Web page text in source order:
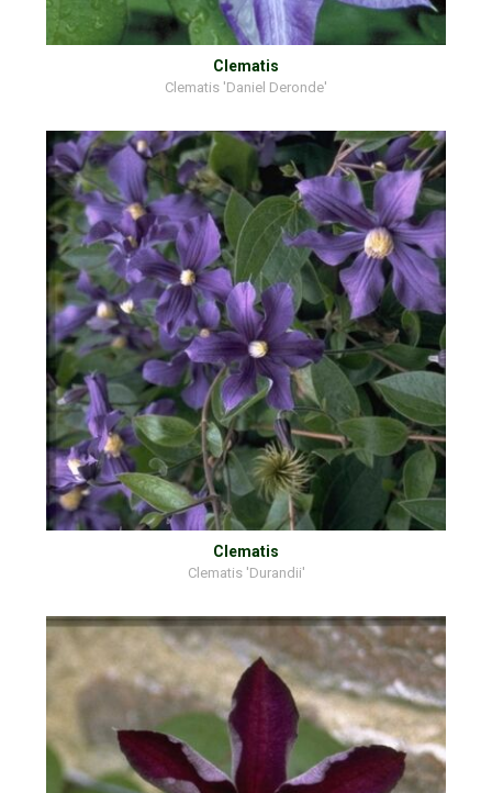
Clematis
Clematis 'Daniel Deronde'
Clematis
Clematis 'Durandii'